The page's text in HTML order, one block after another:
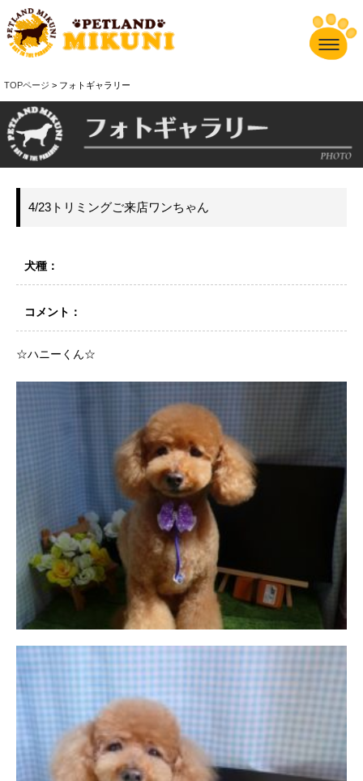
TOPページ > フォトギャラリー
4/23トリミングご来店ワンちゃん
犬種：
コメント：
☆ハニーくん☆